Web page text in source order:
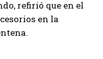
refirió que en el
en la